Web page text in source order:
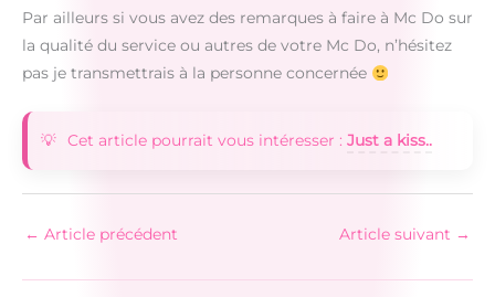
Par ailleurs si vous avez des remarques à faire à Mc Do sur
la qualité du service ou autres de votre Mc Do, n’hésitez
pas je transmettrais à la personne concernée
Cet article pourrait vous intéresser : Just a kiss..
← Article précédent Article suivant →